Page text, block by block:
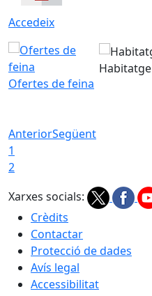
Accedeix
Ofertes de feina
Habitatge
AnteriorSegüent
1
2
Xarxes socials:
Crèdits
Contactar
Protecció de dades
Avís legal
Accessibilitat